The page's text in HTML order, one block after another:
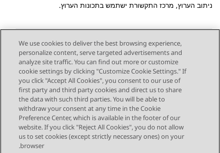
ניתוב הערוץ, מרכז התקשורת ישתמש בתכונות הערוץ.
Send Feedback
Topic navigation
Previous Topic
Next Topic
STAY CONNECTED
We use cookies to deliver the best browsing experience,
personalize content, serve targeted advertisements and
analyze site traffic. You can find out more or customize
cookie settings by clicking "Customize Cookie Settings." If
you click "Accept All Cookies", you consent to our use of
first party and third party cookies and direct us to share
the data with such third parties. You will be able to
withdraw your consent at any time in the Cookie
Preference Center, which is available in the footer of our
website. If you click "Reject All Cookies", you do not allow
us to set cookies (except strictly necessary ones) on your
browser.